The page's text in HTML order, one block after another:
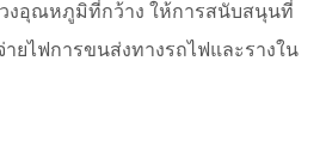
งอุณหภูมิที่กว้าง ให้การสนับสนุนที่
ยไฟการขนส่งทางรถไฟและรางใน